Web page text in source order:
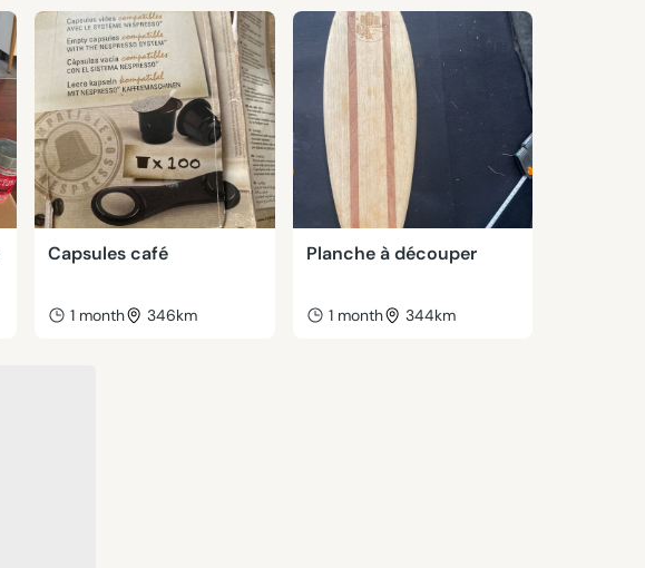
Capsules café
1 month 346km
Planche à découper
1 month 344km